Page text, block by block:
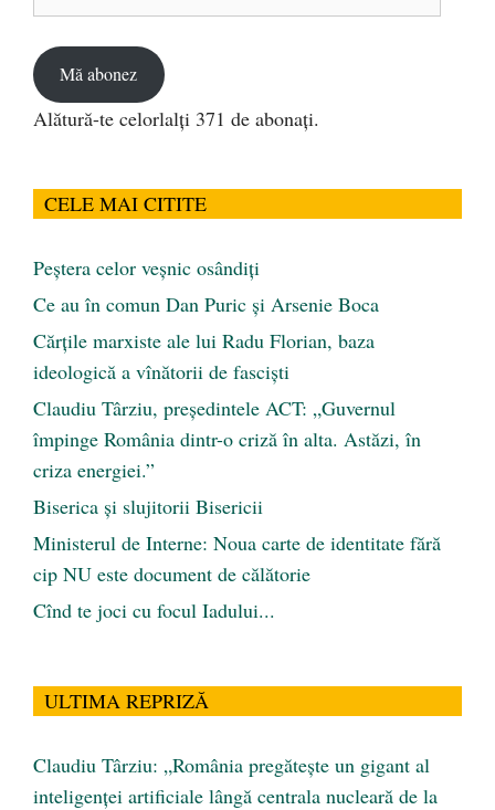
Mă abonez
Alătură-te celorlalți 371 de abonați.
CELE MAI CITITE
Peştera celor veşnic osândiţi
Ce au în comun Dan Puric şi Arsenie Boca
Cărţile marxiste ale lui Radu Florian, baza
ideologică a vînătorii de fascişti
Claudiu Târziu, președintele ACT: „Guvernul
împinge România dintr-o criză în alta. Astăzi, în
criza energiei.”
Biserica și slujitorii Bisericii
Ministerul de Interne: Noua carte de identitate fără
cip NU este document de călătorie
Cînd te joci cu focul Iadului...
ULTIMA REPRIZĂ
Claudiu Târziu: „România pregătește un gigant al
inteligenței artificiale lângă centrala nucleară de la